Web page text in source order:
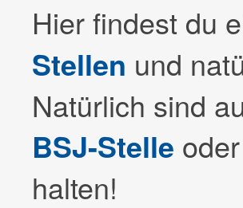
Hier findest du
Stellen und
Natürlich sind
BSJ-Stelle
halten!